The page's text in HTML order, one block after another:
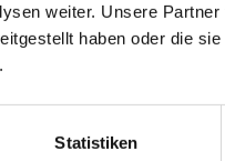
weiter. Unsere
haben oder die
Statistiken